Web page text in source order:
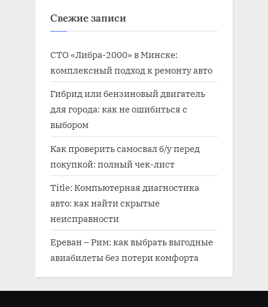
ь
:
Свежие записи
СТО «Либра-2000» в Минске:
комплексный подход к ремонту авто
Гибрид или бензиновый двигатель
для города: как не ошибиться с
выбором
Как проверить самосвал б/у перед
покупкой: полный чек-лист
Title: Компьютерная диагностика
авто: как найти скрытые
неисправности
Ереван – Рим: как выбрать выгодные
авиабилеты без потери комфорта